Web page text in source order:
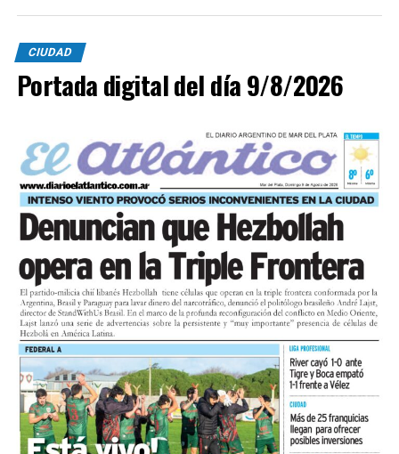
CIUDAD
Portada digital del día 9/8/2026